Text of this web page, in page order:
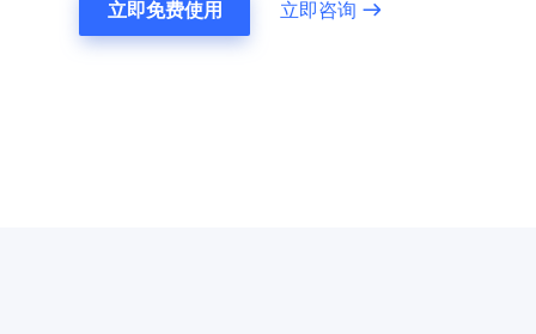
立即免费使用 立即咨询